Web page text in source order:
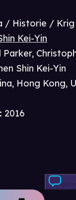
/ Historie /
Kei-Yin
Parker,
Shin Kei-Yin
Hong Kong,
: 2016